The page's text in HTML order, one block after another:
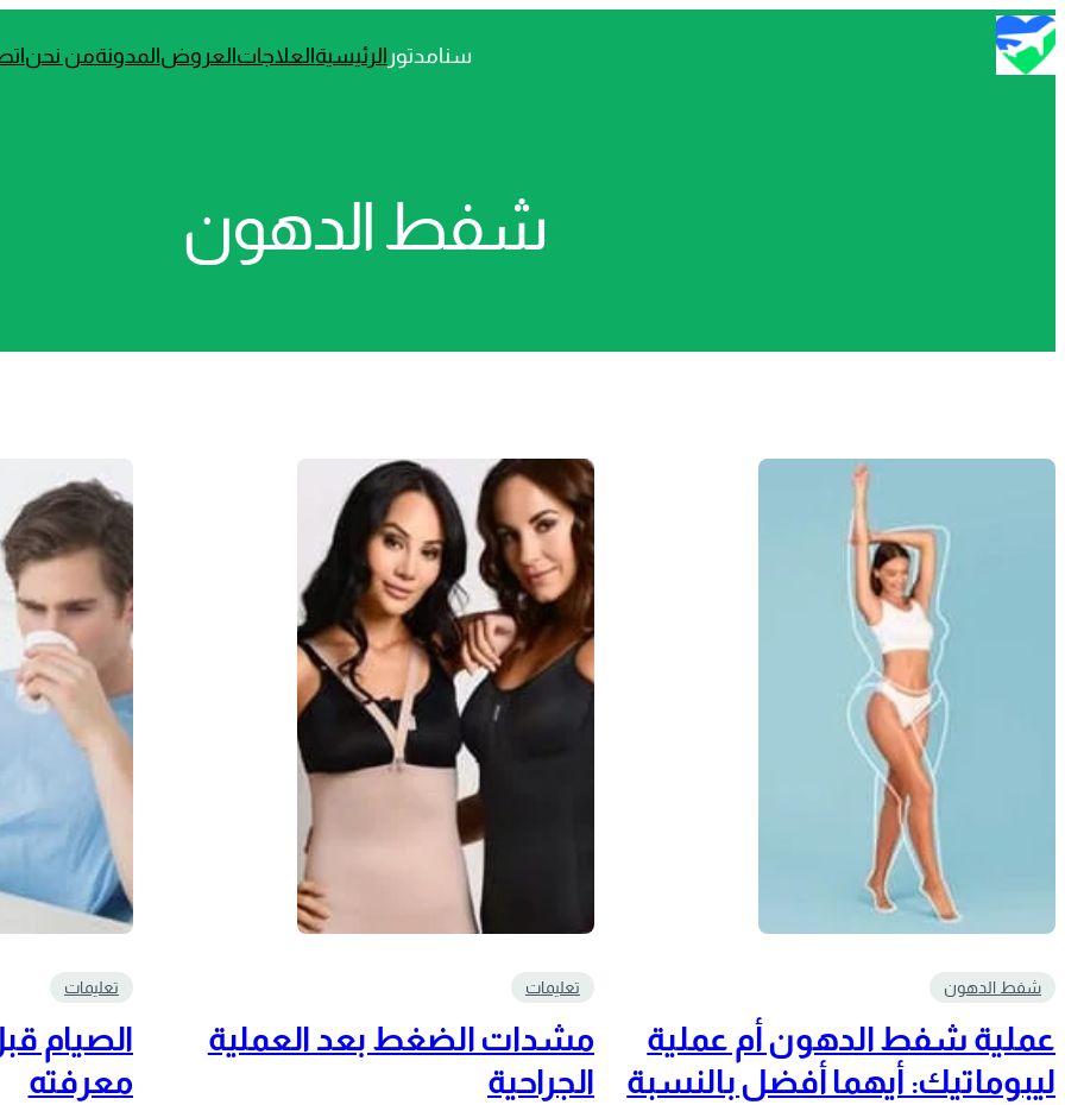
تخطى
إلى
سنامدتور الرئيسيةالعلاجاتالعروضالمدونةمن نحن
شفط الدهون
شفط الدهون
عملية شفط الدهون أم عملية
ليبوماتيك: أيهما أفضل بالنسبة
تعليمات
مشدات الضغط بعد العملية
الجراحية
تعليمات
الصيام
معرفته